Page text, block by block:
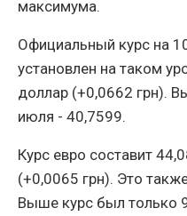
максимума.
Официальный курс на
установлен на таком
доллар (+0,0662 грн).
июля - 40,7599.
Курс евро составит
(+0,0065 грн). Это
Выше курс был только